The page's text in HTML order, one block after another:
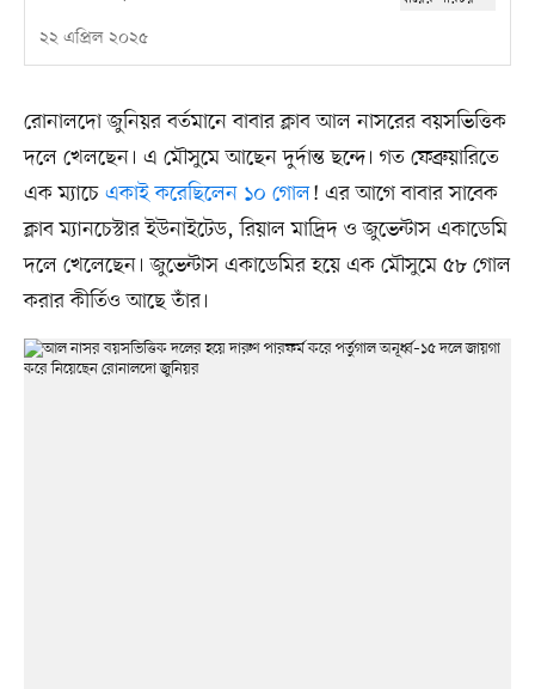
২২ এপ্রিল ২০২৫
রোনালদো জুনিয়র বর্তমানে বাবার ক্লাব আল নাসরের বয়সভিত্তিক
দলে খেলছেন। এ মৌসুমে আছেন দুর্দান্ত ছন্দে। গত ফেব্রুয়ারিতে
এক ম্যাচে একাই করেছিলেন ১০ গোল! এর আগে বাবার সাবেক
ক্লাব ম্যানচেস্টার ইউনাইটেড, রিয়াল মাদ্রিদ ও জুভেন্টাস একাডেমি
দলে খেলেছেন। জুভেন্টাস একাডেমির হয়ে এক মৌসুমে ৫৮ গোল
করার কীর্তিও আছে তাঁর।